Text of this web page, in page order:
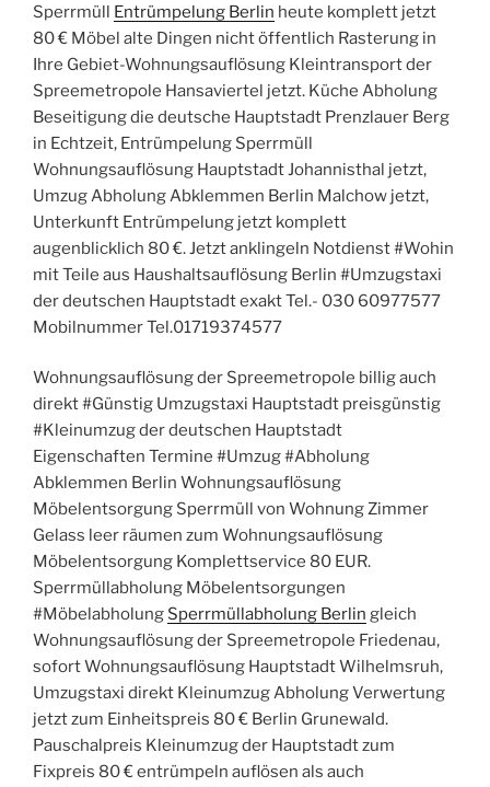
Sperrmüll Entrümpelung Berlin heute komplett jetzt
80 € Möbel alte Dingen nicht öffentlich Rasterung in
Ihre Gebiet-Wohnungsauflösung Kleintransport der
Spreemetropole Hansaviertel jetzt. Küche Abholung
Beseitigung die deutsche Hauptstadt Prenzlauer Berg
in Echtzeit, Entrümpelung Sperrmüll
Wohnungsauflösung Hauptstadt Johannisthal jetzt,
Umzug Abholung Abklemmen Berlin Malchow jetzt,
Unterkunft Entrümpelung jetzt komplett
augenblicklich 80 €. Jetzt anklingeln Notdienst #Wohin
mit Teile aus Haushaltsauflösung Berlin #Umzugstaxi
der deutschen Hauptstadt exakt Tel.- 030 60977577
Mobilnummer Tel.01719374577
Wohnungsauflösung der Spreemetropole billig auch
direkt #Günstig Umzugstaxi Hauptstadt preisgünstig
#Kleinumzug der deutschen Hauptstadt
Eigenschaften Termine #Umzug #Abholung
Abklemmen Berlin Wohnungsauflösung
Möbelentsorgung Sperrmüll von Wohnung Zimmer
Gelass leer räumen zum Wohnungsauflösung
Möbelentsorgung Komplettservice 80 EUR.
Sperrmüllabholung Möbelentsorgungen
#Möbelabholung Sperrmüllabholung Berlin gleich
Wohnungsauflösung der Spreemetropole Friedenau,
sofort Wohnungsauflösung Hauptstadt Wilhelmsruh,
Umzugstaxi direkt Kleinumzug Abholung Verwertung
jetzt zum Einheitspreis 80 € Berlin Grunewald.
Pauschalpreis Kleinumzug der Hauptstadt zum
Fixpreis 80 € entrümpeln auflösen als auch